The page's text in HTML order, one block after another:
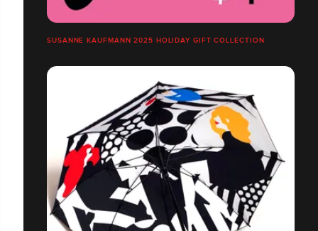
SUSANNE KAUFMANN 2025 HOLIDAY GIFT COLLECTION